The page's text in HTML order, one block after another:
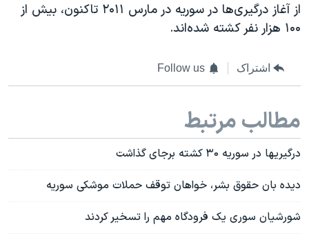
صفحه‌های ویژه
از آغاز درگیری‌ها در سوریه در مارس ۲۰۱۱ تاکنون، بیش از
۱۰۰ هزار نفر کشته شده‌اند.
اشتراک Follow us
مطالب مرتبط
درگیریها در سوریه ۳۰ کشته برجای گذاشت
دیده بان حقوق بشر، خواهان توقف حملات موشکی سوریه
شورشیان سوری یک فرودگاه مهم را تسخیر کردند